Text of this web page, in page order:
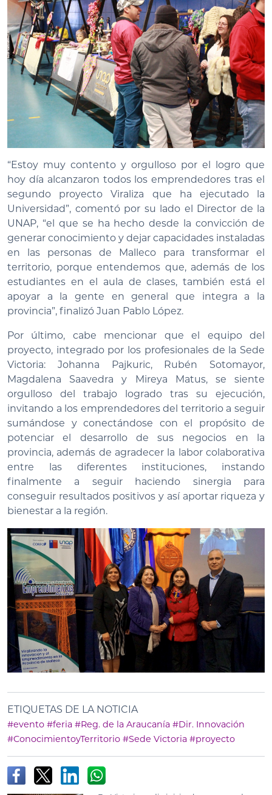
“Estoy muy contento y orgulloso por el logro que
hoy día alcanzaron todos los emprendedores tras el
segundo proyecto Viraliza que ha ejecutado la
Universidad”, comentó por su lado el Director de la
UNAP, “el que se ha hecho desde la convicción de
generar conocimiento y dejar capacidades instaladas
en las personas de Malleco para transformar el
territorio, porque entendemos que, además de los
estudiantes en el aula de clases, también está el
apoyar a la gente en general que integra a la
provincia”, finalizó Juan Pablo López.
Por último, cabe mencionar que el equipo del
proyecto, integrado por los profesionales de la Sede
Victoria: Johanna Pajkuric, Rubén Sotomayor,
Magdalena Saavedra y Mireya Matus, se siente
orgulloso del trabajo logrado tras su ejecución,
invitando a los emprendedores del territorio a seguir
sumándose y conectándose con el propósito de
potenciar el desarrollo de sus negocios en la
provincia, además de agradecer la labor colaborativa
entre las diferentes instituciones, instando
finalmente a seguir haciendo sinergia para
conseguir resultados positivos y así aportar riqueza y
bienestar a la región.
ETIQUETAS DE LA NOTICIA
#evento #feria #Reg. de la Araucanía #Dir. Innovación
#ConocimientoyTerritorio #Sede Victoria #proyecto